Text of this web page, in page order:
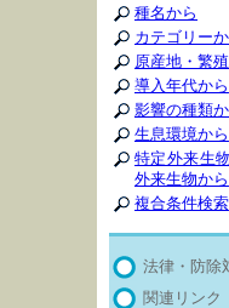
種名から
カテゴリー
原産地・繁
導入年代から
影響の種類
生息環境から
特定外来生
外来生物から
複合条件検索
法律・防除
関連リンク